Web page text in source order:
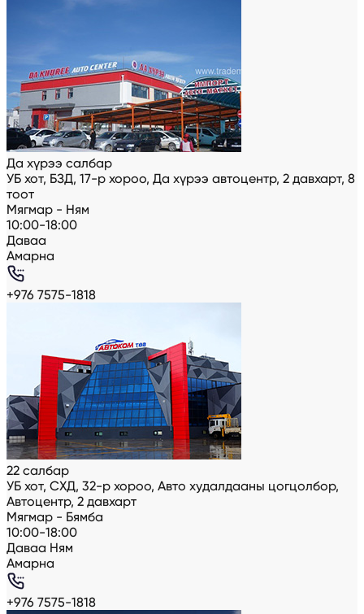
Да хүрээ салбар
УБ хот, БЗД, 17-р хороо, Да хүрээ автоцентр, 2 давхарт, 8
тоот
Мягмар - Ням
10:00-18:00
Даваа
Амарна
+976 7575-1818
22 салбар
УБ хот, СХД, 32-р хороо, Авто худалдааны цогцолбор,
Автоцентр, 2 давхарт
Мягмар - Бямба
10:00-18:00
Даваа Ням
Амарна
+976 7575-1818